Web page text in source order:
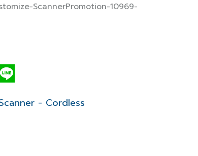
ScannerPromotion-10969-
- Cordless